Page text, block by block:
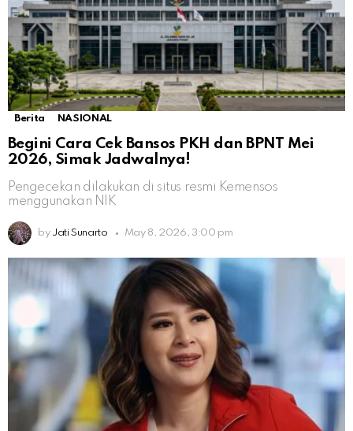
Berita NASIONAL
Begini Cara Cek Bansos PKH dan BPNT Mei
2026, Simak Jadwalnya!
Pengecekan dilakukan di situs resmi Kemensos
menggunakan NIK
by Jati Sunarto May 8, 2026, 3:00 pm